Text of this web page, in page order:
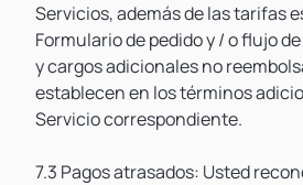
Servicios, además de las tarifas
Formulario de pedido y / o flujo
y cargos adicionales no
establecen en los términos
Servicio correspondiente.
7.3 Pagos atrasados: Usted